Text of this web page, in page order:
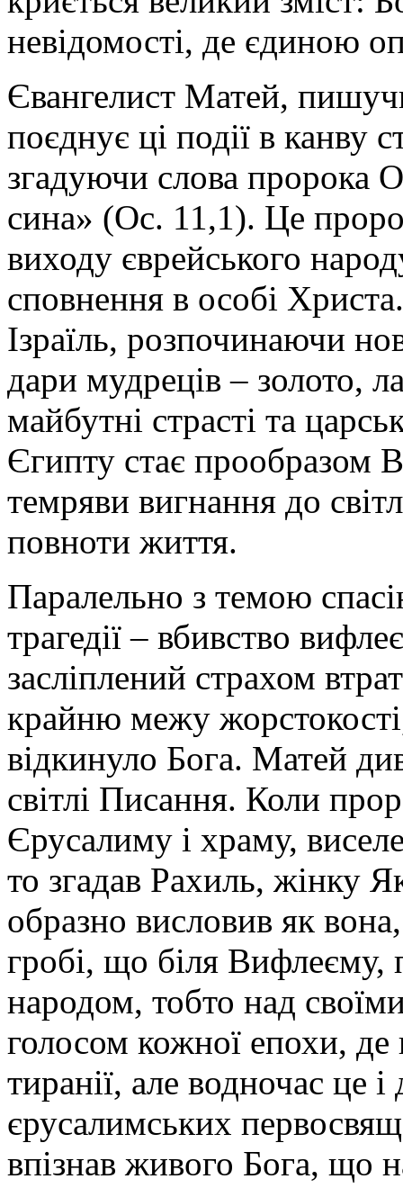
невідомості, де єдиною
Євангелист Матей,
поєднує ці події в канву
згадуючи слова пророка
сина» (Ос. 11,1). Це
виходу єврейського
сповнення в особі
Ізраїль, розпочинаючи
дари мудреців – золото,
майбутні страсті та
Єгипту стає прообразом
темряви вигнання до
повноти життя.
Паралельно з темою
трагедії – вбивство
засліплений страхом
крайню межу
відкинуло Бога. Матей
світлі Писання. Коли
Єрусалиму і храму,
то згадав Рахиль, жінку
образно висловив як
гробі, що біля Вифлеєму,
народом, тобто над
голосом кожної епохи, де
тиранії, але водночас це
єрусалимських
впізнав живого Бога, що